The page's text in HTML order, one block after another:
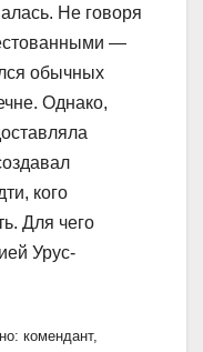
Не говоря
—
обычных
Однако,
кого
Для чего
Урус-
комендант,